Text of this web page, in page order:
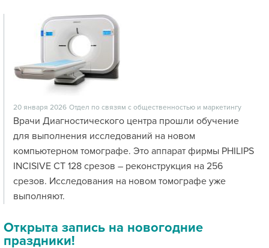
20 января 2026 Отдел по связям с общественностью и маркетингу
Врачи Диагностического центра прошли обучение
для выполнения исследований на новом
компьютерном томографе. Это аппарат фирмы PHILIPS
INCISIVE CT 128 срезов – реконструкция на 256
срезов. Исследования на новом томографе уже
выполняют.
Открыта запись на новогодние
праздники!